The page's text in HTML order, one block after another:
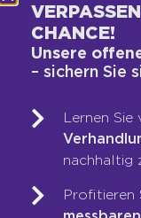
CHANCE!
Unsere
– sichern Sie
Lernen Sie
nachhaltig
Profitieren